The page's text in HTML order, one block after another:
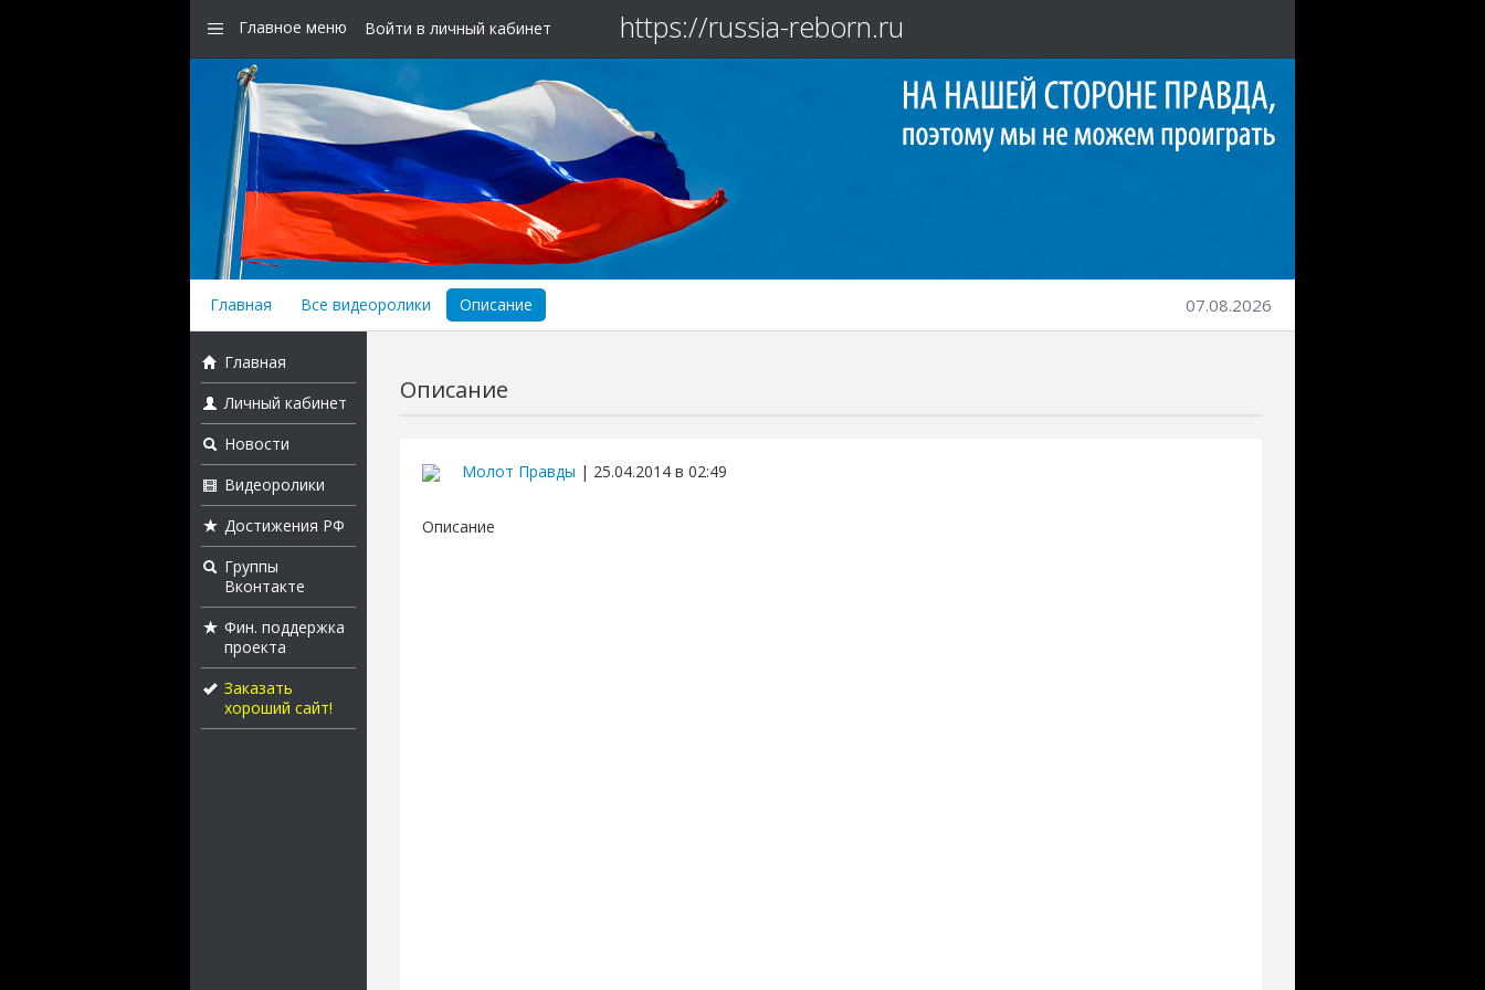
Главное меню Войти в личный кабинет https://russia-reborn.ru
Главная Все видеоролики Описание 07.08.2026
Главная
Личный кабинет
Новости
Видеоролики
Достижения РФ
Группы
Вконтакте
Фин. поддержка
проекта
Заказать
хороший сайт!
Описание
Молот Правды | 25.04.2014 в 02:49
Описание